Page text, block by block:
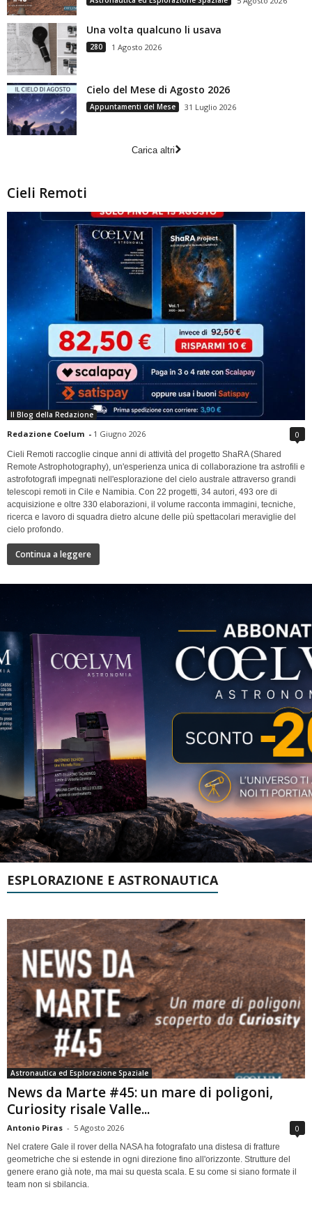
Una volta qualcuno li usava
280 1 Agosto 2026
Cielo del Mese di Agosto 2026
Appuntamenti del Mese 31 Luglio 2026
Carica altri
Cieli Remoti
Il Blog della Redazione
Redazione Coelum - 1 Giugno 2026 0
Cieli Remoti raccoglie cinque anni di attività del progetto ShaRA (Shared
Remote Astrophotography), un'esperienza unica di collaborazione tra astrofili e
astrofotografi impegnati nell'esplorazione del cielo australe attraverso grandi
telescopi remoti in Cile e Namibia. Con 22 progetti, 34 autori, 493 ore di
acquisizione e oltre 330 elaborazioni, il volume racconta immagini, tecniche,
ricerca e lavoro di squadra dietro alcune delle più spettacolari meraviglie del
cielo profondo.
Continua a leggere
ESPLORAZIONE E ASTRONAUTICA
Astronautica ed Esplorazione Spaziale
News da Marte #45: un mare di poligoni,
Curiosity risale Valle...
Antonio Piras - 5 Agosto 2026 0
Nel cratere Gale il rover della NASA ha fotografato una distesa di fratture
geometriche che si estende in ogni direzione fino all'orizzonte. Strutture del
genere erano già note, ma mai su questa scala. E su come si siano formate il
team non si sbilancia.